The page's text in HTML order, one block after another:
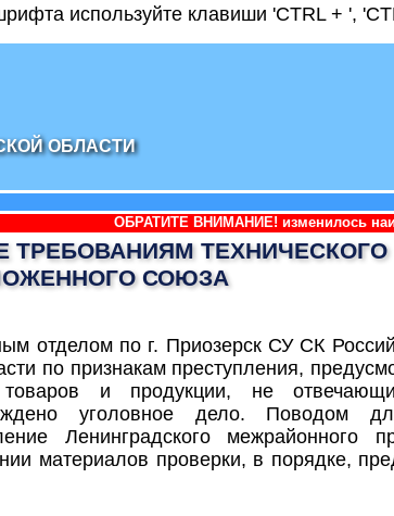
используйте клавиши 'CTRL + ',
ОБЛАСТИ
ОБРАТИТЕ ВНИМАНИЕ! изменилось наименование
ТРЕБОВАНИЯМ ТЕХНИЧЕСКОГО
СОЮЗА
отделом по г. Приозерск СУ СК
по признакам преступления,
и продукции, не
уголовное дело. Поводом
Ленинградского межрайонного
материалов проверки, в порядке,